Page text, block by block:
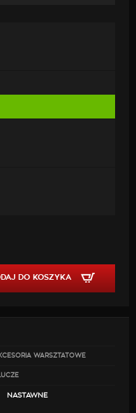
DO KOSZYKA
WARSZTATOWE
NASTAWNE